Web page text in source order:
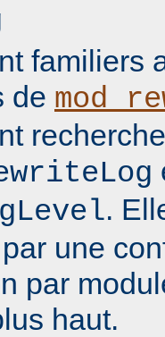
familiers
de
.
une
par
haut.